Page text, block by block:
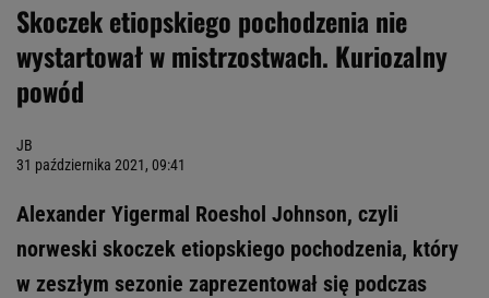
Skoczek etiopskiego pochodzenia nie
wystartował w mistrzostwach. Kuriozalny
powód
JB
31 października 2021, 09:41
Alexander Yigermal Roeshol Johnson, czyli
norweski skoczek etiopskiego pochodzenia, który
w zeszłym sezonie zaprezentował się podczas